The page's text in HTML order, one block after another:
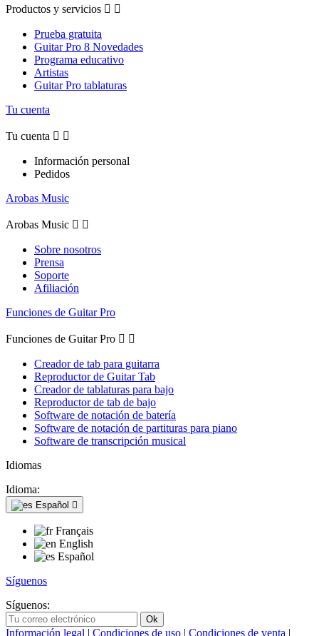
Productos y servicios  
Prueba gratuita
Guitar Pro 8 Novedades
Programa educativo
Artistas
Guitar Pro tablaturas
Tu cuenta
Tu cuenta  
Información personal
Pedidos
Arobas Music
Arobas Music  
Sobre nosotros
Prensa
Soporte
Afiliación
Funciones de Guitar Pro
Funciones de Guitar Pro  
Creador de tab para guitarra
Reproductor de Guitar Tab
Creador de tablaturas para bajo
Reproductor de tab de bajo
Software de notación de batería
Software de notación de partituras para piano
Software de transcripción musical
Idiomas
Idioma:
Español 
Français
English
Español
Síguenos
Síguenos:
Información legal | Condiciones de uso | Condiciones de venta |